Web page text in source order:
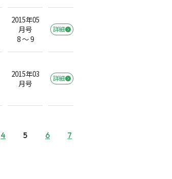
2015年05
月号
8 ～ 9
詳細
2015年03
月号
詳細
4 5 6 7